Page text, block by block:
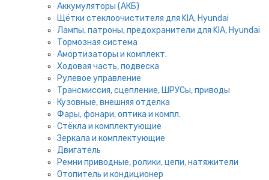
Аккумуляторы (АКБ)
Щётки стеклоочистителя для KIA, Hyundai
Лампы, патроны, предохранители для KIA, Hyundai
Тормозная система
Амортизаторы и комплект.
Ходовая часть, подвеска
Рулевое управление
Трансмиссия, сцепление, ШРУСы, приводы
Кузовные, внешняя отделка
Фары, фонари, оптика и компл.
Стёкла и комплектующие
Зеркала и комплектующие
Двигатель
Ремни приводные, ролики, цепи, натяжители
Отопитель и кондиционер